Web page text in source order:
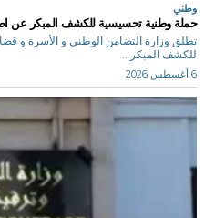
وطني
حملة وطنية تحسيسية للكشف المبكر عن
تطلق وزارة التضامن الوطني و الأسرة و
للكشف المبكر...
6 أغسطس 2026